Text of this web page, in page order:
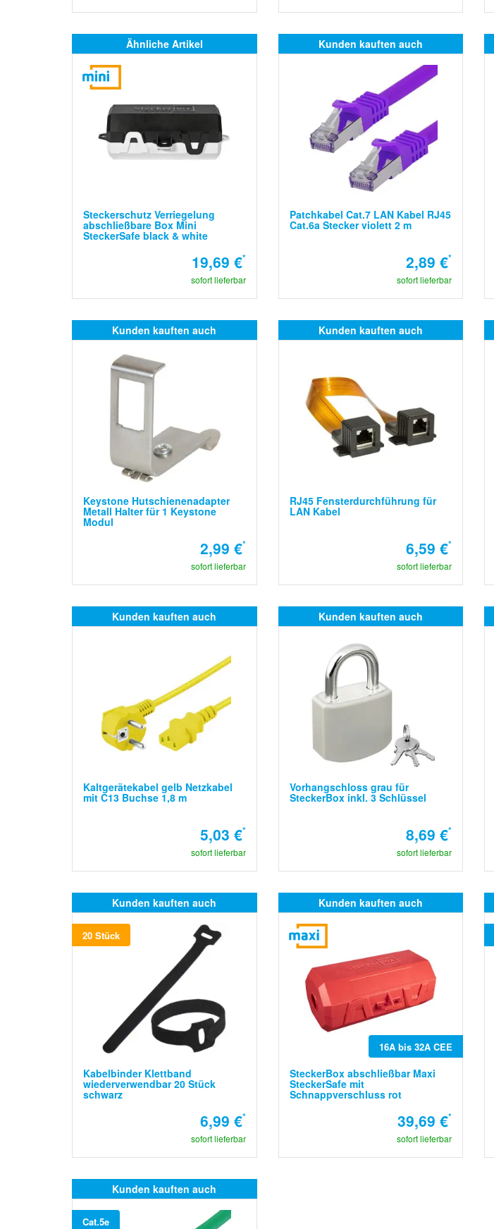
Ähnliche Artikel
Steckerschutz Verriegelung
abschließbare Box Mini
SteckerSafe black & white
19,69 €*
sofort lieferbar
Kunden kauften auch
Patchkabel Cat.7 LAN Kabel RJ45
Cat.6a Stecker violett 2 m
2,89 €*
sofort lieferbar
Kunden kauften auch
Keystone Hutschienenadapter
Metall Halter für 1 Keystone
Modul
2,99 €*
sofort lieferbar
Kunden kauften auch
RJ45 Fensterdurchführung für
LAN Kabel
6,59 €*
sofort lieferbar
Kunden kauften auch
Kaltgerätekabel gelb Netzkabel
mit C13 Buchse 1,8 m
5,03 €*
sofort lieferbar
Kunden kauften auch
Vorhangschloss grau für
SteckerBox inkl. 3 Schlüssel
8,69 €*
sofort lieferbar
Kunden kauften auch
20 Stück
Kabelbinder Klettband
wiederverwendbar 20 Stück
schwarz
6,99 €*
sofort lieferbar
Kunden kauften auch
16A bis 32A CEE
SteckerBox abschließbar Maxi
SteckerSafe mit
Schnappverschluss rot
39,69 €*
sofort lieferbar
Kunden kauften auch
Cat.5e